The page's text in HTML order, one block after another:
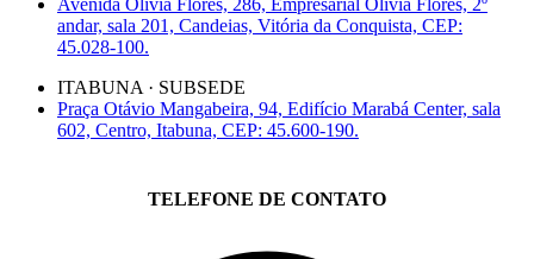
andar, sala 201, Candeias, Vitória da Conquista, CEP:
45.028-100.
ITABUNA · SUBSEDE
Praça Otávio Mangabeira, 94, Edifício Marabá Center, sala
602, Centro, Itabuna, CEP: 45.600-190.
TELEFONE DE CONTATO